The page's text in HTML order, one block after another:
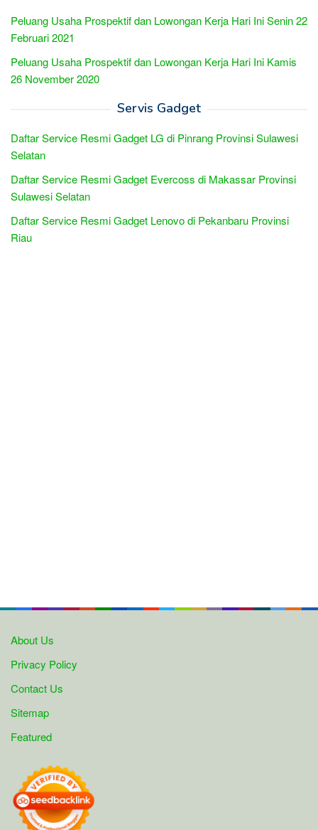
Peluang Usaha Prospektif dan Lowongan Kerja Hari Ini Senin 22
Februari 2021
Peluang Usaha Prospektif dan Lowongan Kerja Hari Ini Kamis
26 November 2020
Servis Gadget
Daftar Service Resmi Gadget LG di Pinrang Provinsi Sulawesi
Selatan
Daftar Service Resmi Gadget Evercoss di Makassar Provinsi
Sulawesi Selatan
Daftar Service Resmi Gadget Lenovo di Pekanbaru Provinsi
Riau
About Us
Privacy Policy
Contact Us
Sitemap
Featured